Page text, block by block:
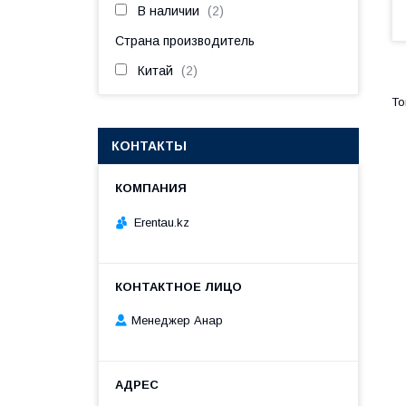
В наличии 2
Страна производитель
Китай 2
КОНТАКТЫ
Erentau.kz
Менеджер Анар